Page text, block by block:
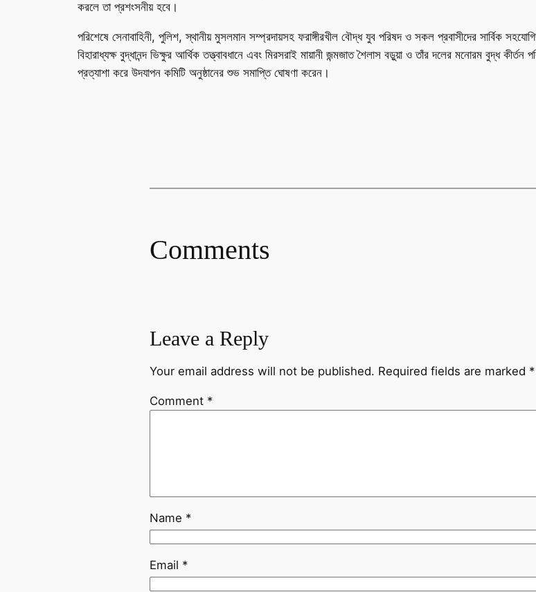
করলে তা প্রশংসনীয় হবে।
পরিশেষে সেনাবাহিনী, পুলিশ, স্থানীয় মুসলমান সম্প্রদায়সহ ফরা‌ঙ্গীরখীল বৌদ্ধ যুব পরিষদ ও সকল প্রবাসীদের সার্বিক
বিহারাধ্যক্ষ বুদ্ধানন্দ ভিক্ষুর আর্থিক তত্ত্বাবধানে এবং মিরসরাই মায়ানী জন্মজাত শৈলাস বড়ুয়া ও তাঁর দলের মনোরম বুদ্ধ
প্রত্যাশা করে উদযাপন কমিটি অনুষ্ঠানের শুভ সমাপ্তি ঘোষণা করেন।
Comments
Leave a Reply
Your email address will not be published. Required fields are marked *
Comment *
Name *
Email *